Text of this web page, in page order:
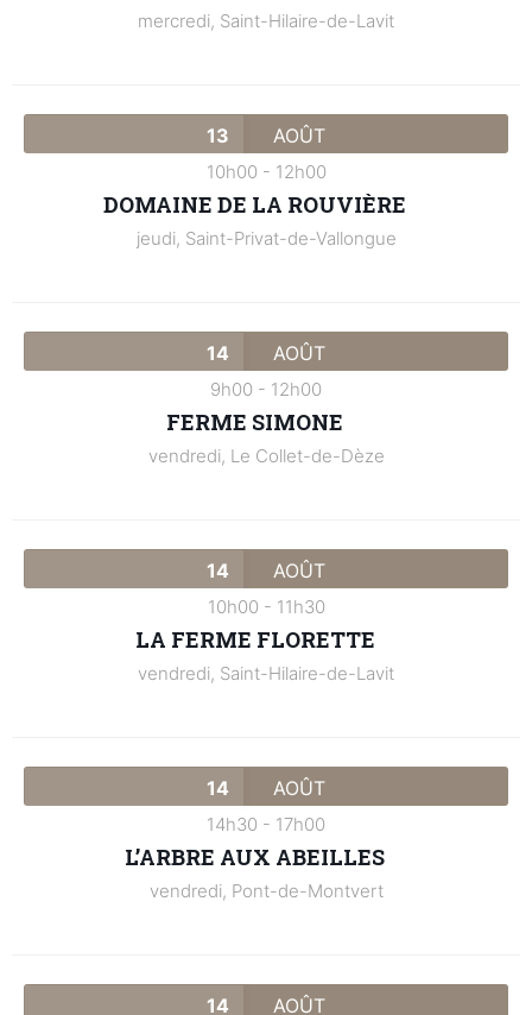
mercredi, Saint-Hilaire-de-Lavit
13 AOÛT
10h00 - 12h00
DOMAINE DE LA ROUVIÈRE
jeudi, Saint-Privat-de-Vallongue
14 AOÛT
9h00 - 12h00
FERME SIMONE
vendredi, Le Collet-de-Dèze
14 AOÛT
10h00 - 11h30
LA FERME FLORETTE
vendredi, Saint-Hilaire-de-Lavit
14 AOÛT
14h30 - 17h00
L’ARBRE AUX ABEILLES
vendredi, Pont-de-Montvert
14 AOÛT